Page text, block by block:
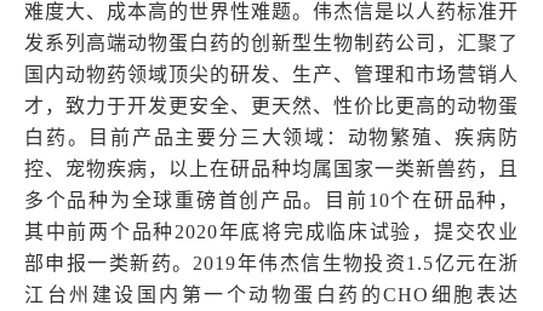
难度大、成本高的世界性难题。伟杰信是以人药标准开
发系列高端动物蛋白药的创新型生物制药公司，汇聚了
国内动物药领域顶尖的研发、生产、管理和市场营销人
才，致力于开发更安全、更天然、性价比更高的动物蛋
白药。目前产品主要分三大领域：动物繁殖、疾病防
控、宠物疾病，以上在研品种均属国家一类新兽药，且
多个品种为全球重磅首创产品。目前10个在研品种，
其中前两个品种2020年底将完成临床试验，提交农业
部申报一类新药。2019年伟杰信生物投资1.5亿元在浙
江台州建设国内第一个动物蛋白药的CHO细胞表达